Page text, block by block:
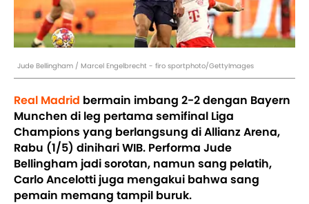
Jude Bellingham / Marcel Engelbrecht - firo sportphoto/GettyImages
Real Madrid bermain imbang 2-2 dengan Bayern
Munchen di leg pertama semifinal Liga
Champions yang berlangsung di Allianz Arena,
Rabu (1/5) dinihari WIB. Performa Jude
Bellingham jadi sorotan, namun sang pelatih,
Carlo Ancelotti juga mengakui bahwa sang
pemain memang tampil buruk.